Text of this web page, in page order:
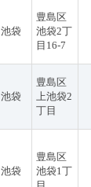
池袋
豊島区
池袋2丁
目16-7
池袋
豊島区
上池袋2
丁目
池袋
豊島区
池袋1丁